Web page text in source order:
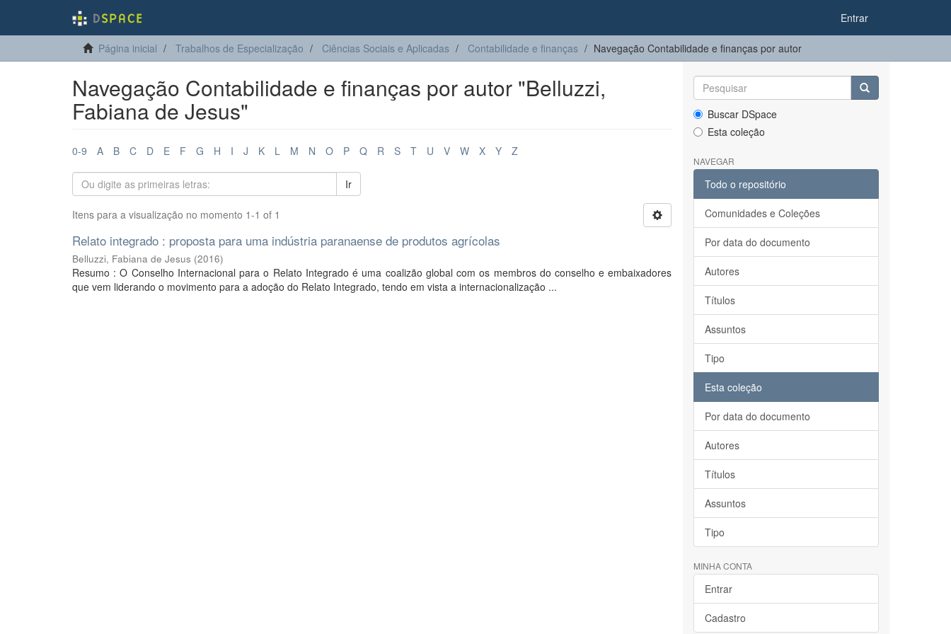
Entrar
Página inicial Trabalhos de Especialização Ciências Sociais e Aplicadas Contabilidade e finanças Navegação Contabilidade e finanças por autor
Navegação Contabilidade e finanças por autor "Belluzzi,
Fabiana de Jesus"
0-9 A B C D E F G H I J K L M N O P Q R S T U V W X Y Z
Ir
Itens para a visualização no momento 1-1 of 1
Relato integrado : proposta para uma indústria paranaense de produtos agrícolas
Belluzzi, Fabiana de Jesus (2016)
Resumo : O Conselho Internacional para o Relato Integrado é uma coalizão global com os membros do conselho e embaixadores
que vem liderando o movimento para a adoção do Relato Integrado, tendo em vista a internacionalização ...
Buscar DSpace
Esta coleção
NAVEGAR
Todo o repositório
Comunidades e Coleções
Por data do documento
Autores
Títulos
Assuntos
Tipo
Esta coleção
Por data do documento
Autores
Títulos
Assuntos
Tipo
MINHA CONTA
Entrar
Cadastro